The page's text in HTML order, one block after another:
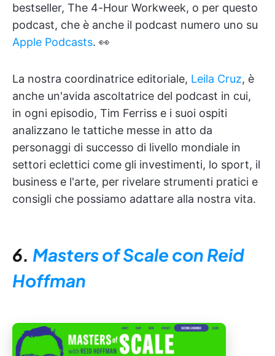
bestseller, The 4-Hour Workweek, o per questo
podcast, che è anche il podcast numero uno su
Apple Podcasts. 👀
La nostra coordinatrice editoriale, Leila Cruz, è
anche un'avida ascoltatrice del podcast in cui,
in ogni episodio, Tim Ferriss e i suoi ospiti
analizzano le tattiche messe in atto da
personaggi di successo di livello mondiale in
settori eclettici come gli investimenti, lo sport, il
business e l'arte, per rivelare strumenti pratici e
consigli che possiamo adattare alla nostra vita.
6. Masters of Scale con Reid
Hoffman